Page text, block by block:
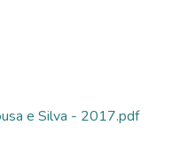
e Silva - 2017.pdf